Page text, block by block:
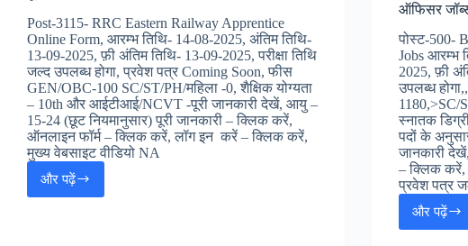
मध्य
प्रदेश
पैरामेडिकल
जॉब्स
ऑनलाइन
फॉर्म,
विभाग
में
ANM
भर्ती,
Post-3115- RRC Eastern Railway Apprentice
Online Form, आरम्भ तिथि- 14-08-2025, अंतिम तिथि-
13-09-2025, फ़ी अंतिम तिथि- 13-09-2025, परीक्षा तिथि
जल्द उपलब्ध होगा, प्रवेश पत्र Coming Soon, फीस
GEN/OBC-100 SC/ST/PH/महिला -0, शैक्षिक योग्यता
– 10th और आईटीआई/NCVT -पूरी जानकारी देखें, आयु –
15-24 (छूट नियमानुसार) पूरी जानकारी – क्लिक करें,
ऑनलाइन फॉर्म – क्लिक करें, लॉग इन करें – क्लिक करें,
मुख्य वेबसाइट वीडियो NA
और पढ़ेंRailway
RRC
ऑफिसर
पोस्ट-500-
Jobs आरम्भ
2025, फ़ी
उपलब्ध
1180,>SC/
स्नातक
पदों के
जानकारी
– क्लिक करें,
प्रवेश पत्र
और पढ़ेंBank
of